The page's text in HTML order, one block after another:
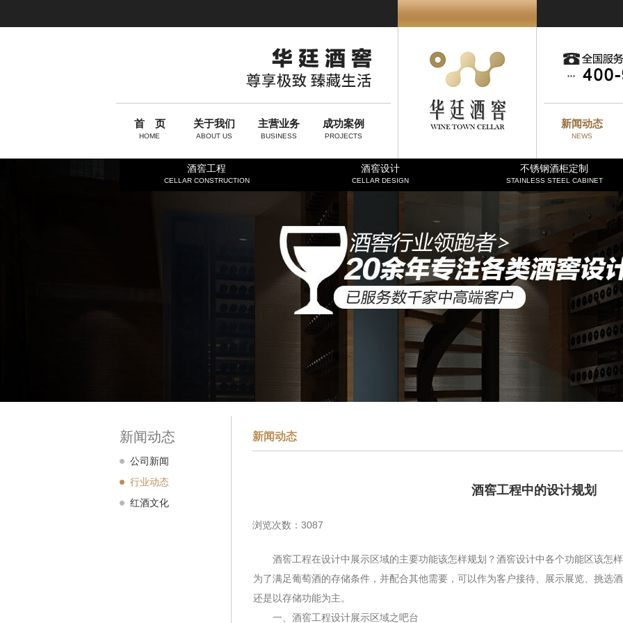
首 页
HOME
关于我们
ABOUT US
主营业务
BUSINESS
成功案例
PROJECTS
新闻动态
NEWS
酒窖工程
CELLAR CONSTRUCTION
酒窖设计
CELLAR DESIGN
不锈钢酒柜定制
STAINLESS STEEL CABINET
新闻动态
公司新闻
行业动态
红酒文化
新闻动态
酒窖工程中的设计规划
浏览次数：3087
酒窖工程在设计中展示区域的主要功能该怎样规划？酒窖设计中各个功能区该怎
为了满足葡萄酒的存储条件，并配合其他需要，可以作为客户接待、展示展览、挑选
还是以存储功能为主。
一、酒窖工程设计展示区域之吧台